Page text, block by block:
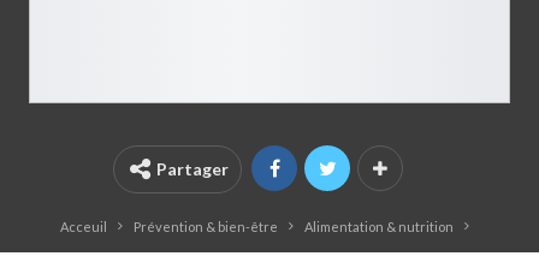
Partager
Acceuil Prévention & bien-être Alimentation & nutrition